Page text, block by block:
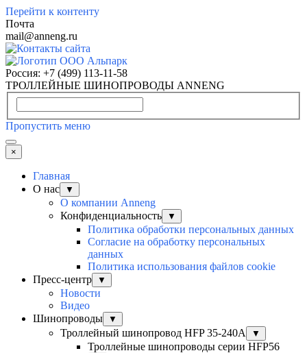
Перейти к контенту
Почта
mail@anneng.ru
Россия: +7 (499) 113-11-58
ТРОЛЛЕЙНЫЕ ШИНОПРОВОДЫ ANNENG
Пропустить меню
×
Главная
О нас
▼
О компании Anneng
Конфиденциальность
▼
Политика обработки персональных данных
Согласие на обработку персональных
данных
Политика использования файлов cookie
Пресс-центр
▼
Новости
Видео
Шинопроводы
▼
Троллейный шинопровод HFP 35-240А ▼
Троллейные шинопроводы серии HFP56